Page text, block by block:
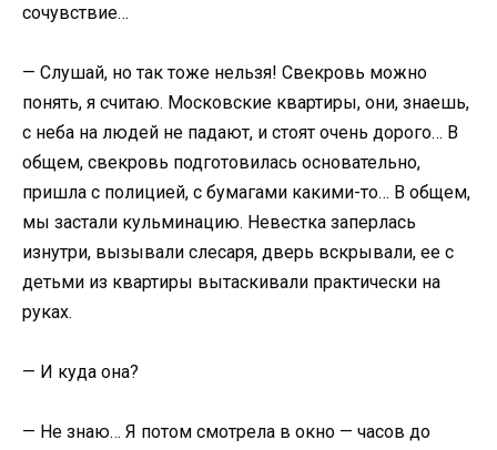
сочувствие…
— Слушай, но так тоже нельзя! Свекровь можно
понять, я считаю. Московские квартиры, они, знаешь,
с неба на людей не падают, и стоят очень дорого… В
общем, свекровь подготовилась основательно,
пришла с полицией, с бумагами какими-то… В общем,
мы застали кульминацию. Невестка заперлась
изнутри, вызывали слесаря, дверь вскрывали, ее с
детьми из квартиры вытаскивали практически на
руках.
— И куда она?
— Не знаю… Я потом смотрела в окно — часов до